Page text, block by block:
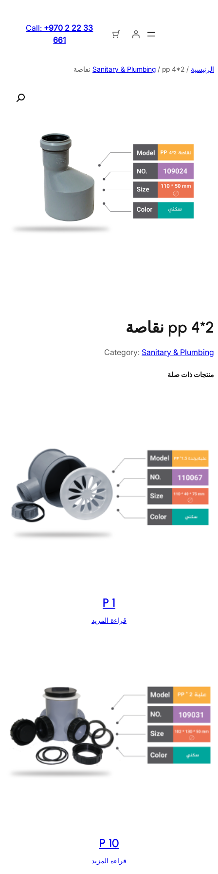
Call: +970 2 22 33
661
الرئيسية /
Sanitary & Plumbing / pp 4*2 نقاصة
pp 4*2 نقاصة
Category: Sanitary & Plumbing
منتجات ذات صلة
P 1
قراءة المزيد
P 10
قراءة المزيد